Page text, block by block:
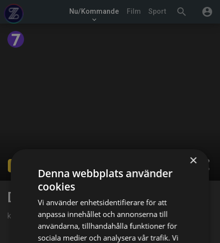
search account_circle
Nu/Kommande
keyboard_arrow_down
Film Sport
share
Det okända
kl. 03:00 på Sjuan
×
Denna webbplats använder
cookies
Vi använder enhetsidentifierare för att
anpassa innehållet och annonserna till
användarna, tillhandahålla funktioner för
sociala medier och analysera vår trafik. Vi